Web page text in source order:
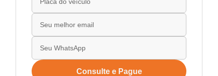
Consulte e Pague